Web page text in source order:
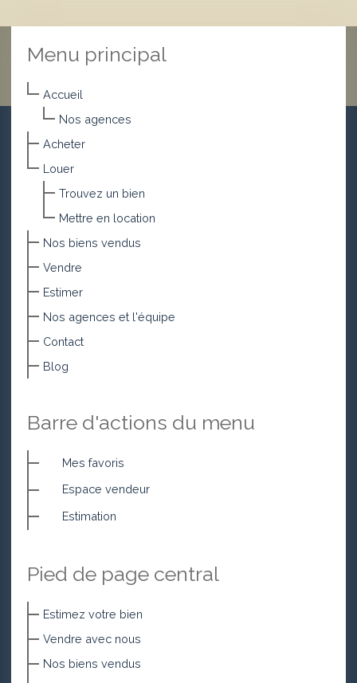
Menu principal
Accueil
Nos agences
Acheter
Louer
Trouvez un bien
Mettre en location
Nos biens vendus
Vendre
Estimer
Nos agences et l'équipe
Contact
Blog
Barre d'actions du menu
Mes favoris
Espace vendeur
Estimation
Pied de page central
Estimez votre bien
Vendre avec nous
Nos biens vendus